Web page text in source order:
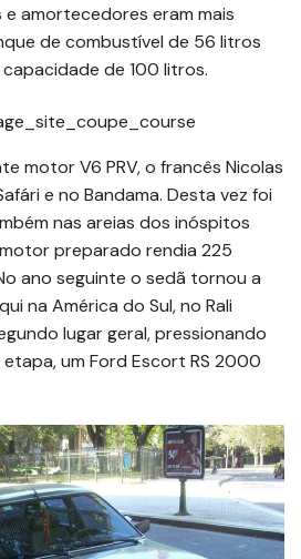
e amortecedores eram mais
de combustível de 56 litros
de 100 litros.
motor V6 PRV, o francês Nicolas
e no Bandama. Desta vez foi
nas areias dos inóspitos
preparado rendia 225
ano seguinte o sedã tornou a
na América do Sul, no Rali
lugar geral, pressionando
um Ford Escort RS 2000